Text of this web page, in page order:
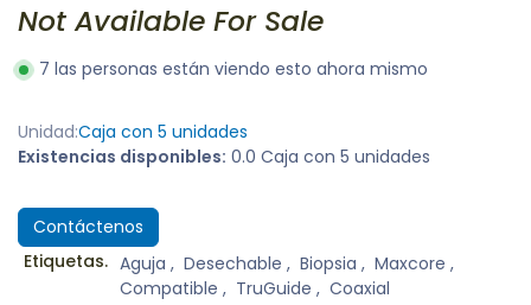
Not Available For Sale
7 las personas están viendo esto ahora mismo
Unidad:Caja con 5 unidades
Existencias disponibles: 0.0 Caja con 5 unidades
Contáctenos
Etiquetas. Aguja , Desechable , Biopsia , Maxcore ,
Compatible , TruGuide , Coaxial